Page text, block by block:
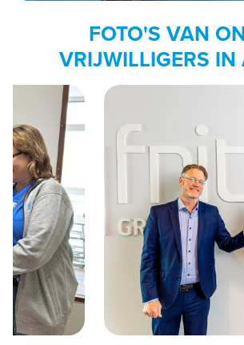
FOTO'S VAN
VRIJWILLIGERS IN